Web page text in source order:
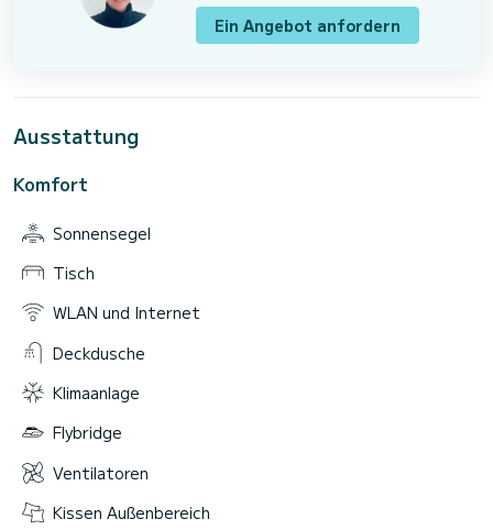
Ein Angebot anfordern
Ausstattung
Komfort
Sonnensegel
Tisch
WLAN und Internet
Deckdusche
Klimaanlage
Flybridge
Ventilatoren
Kissen Außenbereich